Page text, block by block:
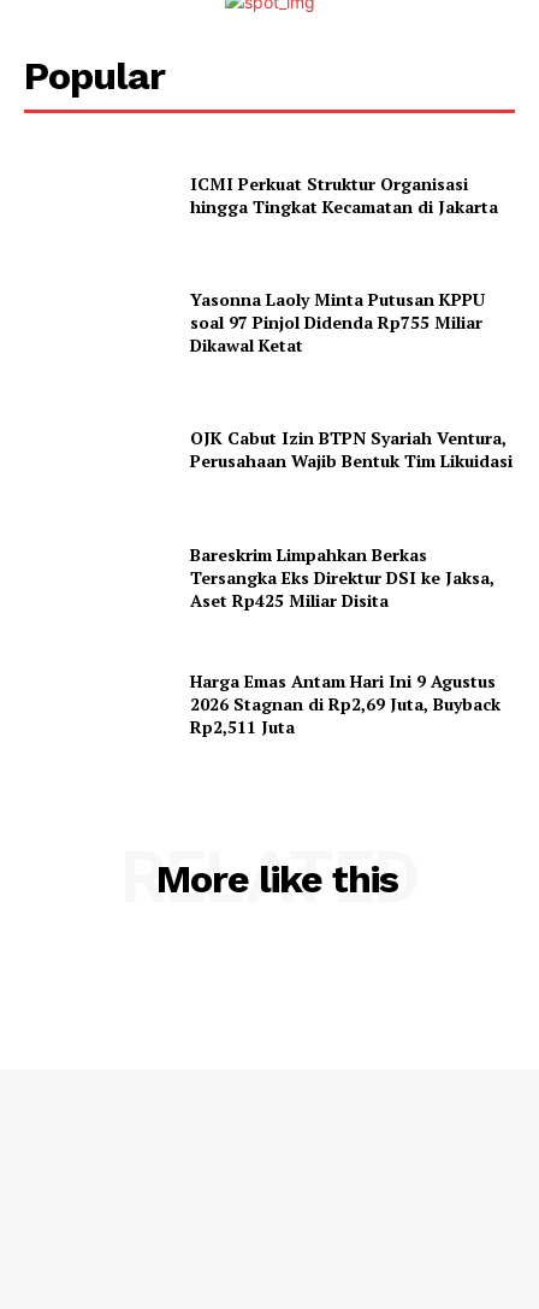
Popular
ICMI Perkuat Struktur Organisasi
hingga Tingkat Kecamatan di Jakarta
Yasonna Laoly Minta Putusan KPPU
soal 97 Pinjol Didenda Rp755 Miliar
Dikawal Ketat
OJK Cabut Izin BTPN Syariah Ventura,
Perusahaan Wajib Bentuk Tim Likuidasi
Bareskrim Limpahkan Berkas
Tersangka Eks Direktur DSI ke Jaksa,
Aset Rp425 Miliar Disita
Harga Emas Antam Hari Ini 9 Agustus
2026 Stagnan di Rp2,69 Juta, Buyback
Rp2,511 Juta
More like this
RELATED